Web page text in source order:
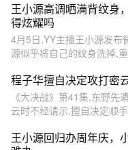
王小源高调晒满背纹身
得炫耀吗
4月5日,YY主播王小源发布
源似乎将自己的纹身洗掉,
程子华擅自决定攻打密
《大决战》第41集,东野先
云时不经请示,擅自决定顺
王小源回归办周年庆，